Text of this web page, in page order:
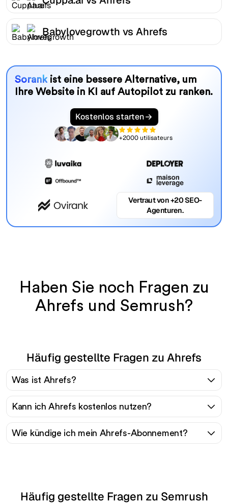
Babylovegrowth vs Ahrefs
Sorankist eine bessere Alternative, um
Ihre Website in KI auf Autopilot zu ranken.
Kostenlos starten
+2000 utilisateurs
Vertraut von +20 SEO-
Agenturen.
Haben Sie noch Fragen zu
Ahrefs und Semrush?
Häufig gestellte Fragen zu Ahrefs
Was ist Ahrefs?
Kann ich Ahrefs kostenlos nutzen?
Wie kündige ich mein Ahrefs-Abonnement?
Häufig gestellte Fragen zu Semrush